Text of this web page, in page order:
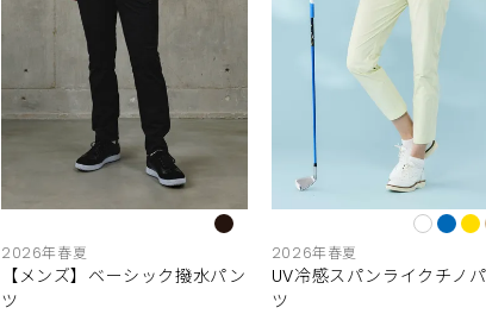
2026年春夏
【メンズ】ベーシック撥水パン
ツ
2026年春夏
UV冷感スパンライクチノ
ツ